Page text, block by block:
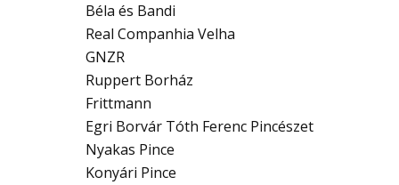
Béla és Bandi
Real Companhia Velha
GNZR
Ruppert Borház
Frittmann
Egri Borvár Tóth Ferenc Pincészet
Nyakas Pince
Konyári Pince